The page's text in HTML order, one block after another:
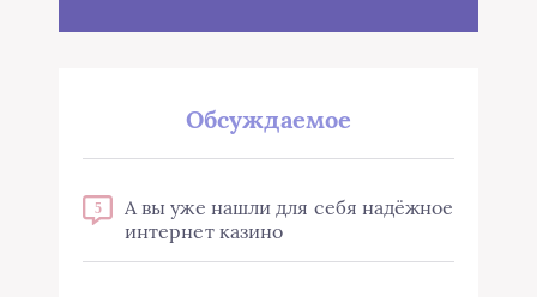
Обсуждаемое
5
А вы уже нашли для себя надёжное
интернет казино